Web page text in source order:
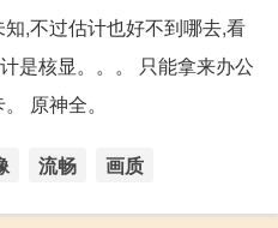
,不过估计也好不到哪去,看
是核显。。。 只能拿来办公
原神全。
流畅 画质